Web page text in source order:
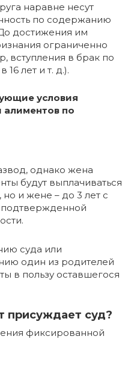
наравне несут
по содержанию
достижения им
ограниченно
вступления в брак по
лет и т. д.).
условия
алиментов по
однако жена
будут выплачиваться
но и жене – до 3 лет с
суда или
один из родителей
в пользу оставшегося
присуждает суд?
фиксированной